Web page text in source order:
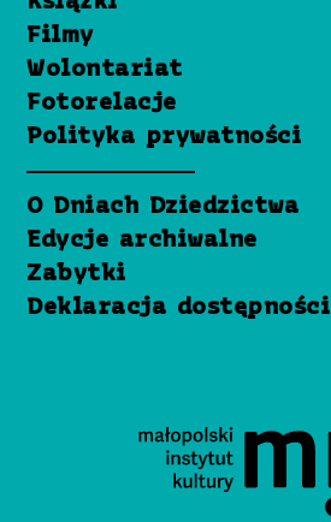
Filmy
Wolontariat
Fotorelacje
Polityka prywatności
O Dniach Dziedzictwa
Edycje archiwalne
Zabytki
Deklaracja dostępności